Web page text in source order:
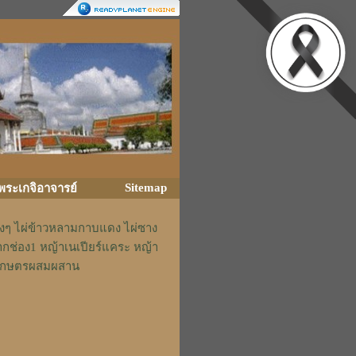
ระเกจิอาจารย์ Sitemap
ไผ่ข้าวหลามกาบแดง ไผ่ซาง
ช่อง1 หญ้าเนเปียร์แคระ หญ้า
กษตรผสมผสาน